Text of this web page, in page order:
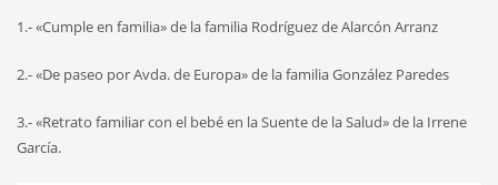
1.- «Cumple en familia» de la familia Rodríguez de Alarcón Arranz
2.- «De paseo por Avda. de Europa» de la familia González Paredes
3.- «Retrato familiar con el bebé en la Suente de la Salud» de la Irrene
García.